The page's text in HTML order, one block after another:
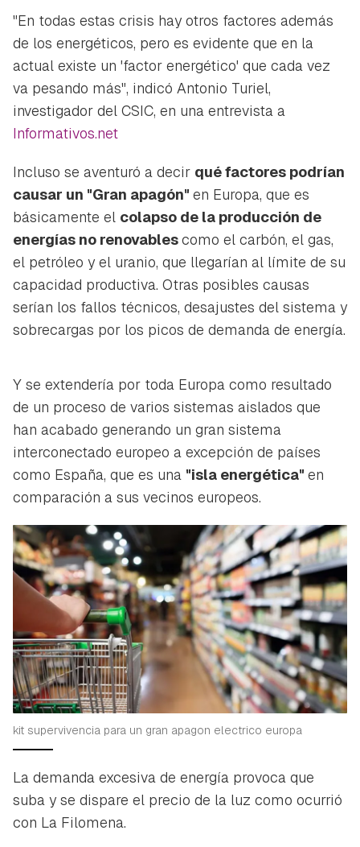
"En todas estas crisis hay otros factores además
de los energéticos, pero es evidente que en la
actual existe un 'factor energético' que cada vez
va pesando más", indicó Antonio Turiel,
investigador del CSIC, en una entrevista a
Informativos.net
Incluso se aventuró a decir qué factores podrían
causar un "Gran apagón" en Europa, que es
básicamente el colapso de la producción de
energías no renovablescomo el carbón, el gas,
el petróleo y el uranio, que llegarían al límite de su
capacidad productiva. Otras posibles causas
serían los fallos técnicos, desajustes del sistema y
sobrecargas por los picos de demanda de energía.
Y se extendería por toda Europa como resultado
de un proceso de varios sistemas aislados que
han acabado generando un gran sistema
interconectado europeo a excepción de países
como España, que es una "isla energética" en
comparación a sus vecinos europeos.
kit supervivencia para un gran apagon electrico europa
La demanda excesiva de energía provoca que
suba y se dispare el precio de la luz como ocurrió
con La Filomena.